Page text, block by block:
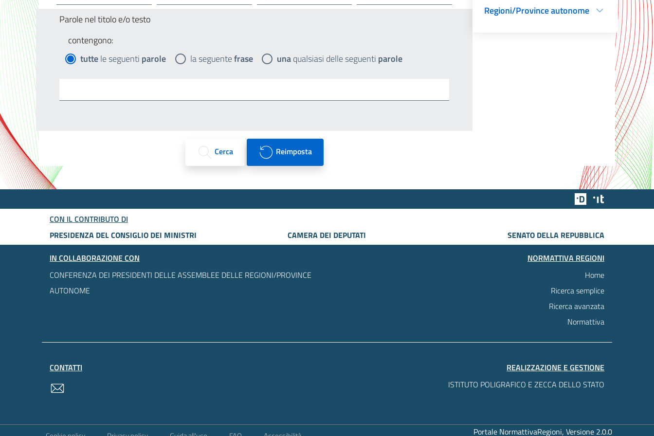
Parole nel titolo e/o testo
contengono:
tuttele seguenti parole la seguentefrase unaqualsiasi delle seguenti parole
Cerca Reimposta
Regioni/Province autonome
Team Digitale
CON IL CONTRIBUTO DI
PRESIDENZA DEL CONSIGLIO DEI MINISTRI
CAMERA DEI DEPUTATI
SENATO DELLA REPUBBLICA
IN COLLABORAZIONE CON
CONFERENZA DEI PRESIDENTI DELLE ASSEMBLEE DELLE REGIONI/PROVINCE
AUTONOME
NORMATTIVA REGIONI
Home
Ricerca semplice
Ricerca avanzata
Normattiva
CONTATTI
REALIZZAZIONE E GESTIONE
ISTITUTO POLIGRAFICO E ZECCA DELLO STATO
Portale NormattivaRegioni, Versione 2.0.0